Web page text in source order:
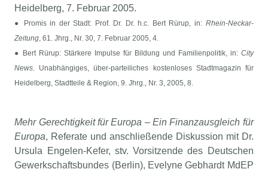
Heidelberg, 7. Februar 2005.
● Promis in der Stadt: Prof. Dr. Dr. h.c. Bert Rürup, in: Rhein-Neckar-
Zeitung, 61. Jhrg., Nr. 30, 7. Februar 2005, 4.
● Bert Rürup: Stärkere Impulse für Bildung und Familienpolitik, in: City
News. Unabhängiges, über-parteiliches kostenloses Stadtmagazin für
Heidelberg, Stadtteile & Region, 9. Jhrg., Nr. 3, 2005, 8.
Mehr Gerechtigkeit für Europa – Ein Finanzausgleich für
Europa, Referate und anschließende Diskussion mit Dr.
Ursula Engelen-Kefer, stv. Vorsitzende des Deutschen
Gewerkschaftsbundes (Berlin), Evelyne Gebhardt MdEP